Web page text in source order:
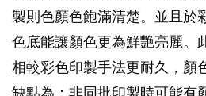
製則色顏色飽滿清楚。並且於
色底能讓顏色更為鮮艷亮麗。
相較彩色印製手法更耐久，顏
缺點為：非同批印製時可能有